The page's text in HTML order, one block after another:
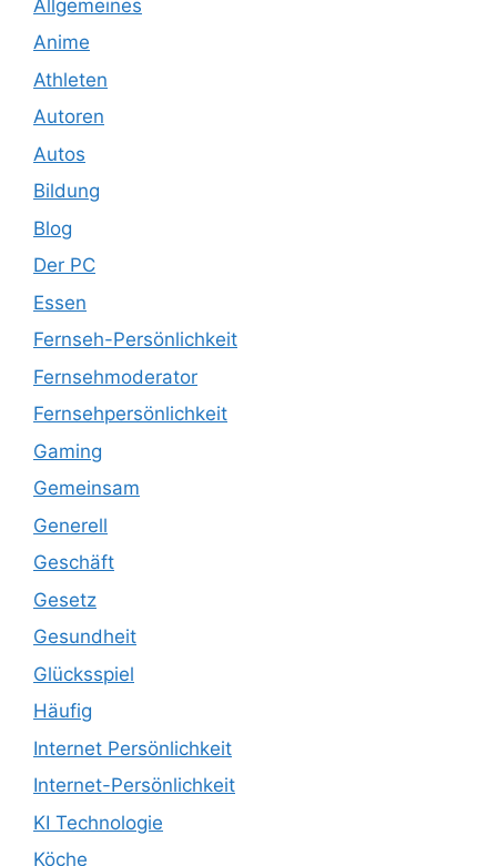
Allgemeines
Anime
Athleten
Autoren
Autos
Bildung
Blog
Der PC
Essen
Fernseh-Persönlichkeit
Fernsehmoderator
Fernsehpersönlichkeit
Gaming
Gemeinsam
Generell
Geschäft
Gesetz
Gesundheit
Glücksspiel
Häufig
Internet Persönlichkeit
Internet-Persönlichkeit
KI Technologie
Köche